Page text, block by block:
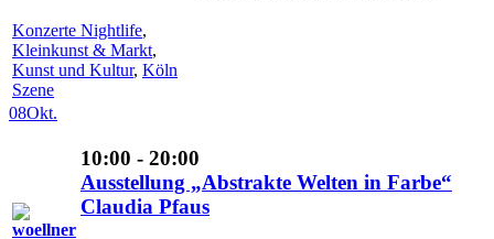
Konzerte Nightlife,
Kleinkunst & Markt,
Kunst und Kultur, Köln
Szene
08Okt.
10:00 - 20:00
Ausstellung „Abstrakte Welten in Farbe“
Claudia Pfaus